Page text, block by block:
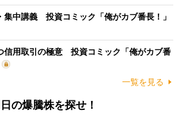
集中講義 投資コミック「俺がカブ番長！」
信用取引の極意 投資コミック「俺がカブ番
一覧を見る
の爆騰株を探せ！